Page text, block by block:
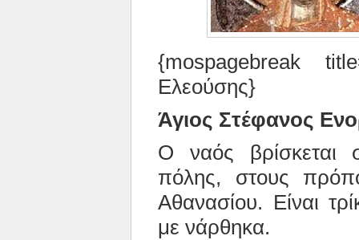
{mospagebreak
Ελεούσης}
Άγιος Στέφανος
Ο ναός βρίσκεται
πόλης, στους
Αθανασίου. Είναι
με νάρθηκα.